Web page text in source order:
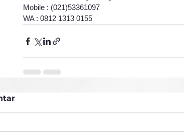
Mobile : (021)53361097
WA : 0812 1313 0155